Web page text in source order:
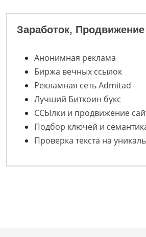
Заработок, Продвижение
Анонимная реклама
Биржа вечных ссылок
Рекламная сеть Admitad
Лучший Биткоин букс
ССЫлки и продвижение
Подбор ключей и
Проверка текста на